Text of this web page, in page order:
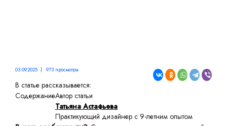
03.09.2025 | 973 просмотра
В статье рассказывается:
СодержаниеАвтор статьи
Татьяна Астафьева
Практикующий дизайнер с 9-летним опытом